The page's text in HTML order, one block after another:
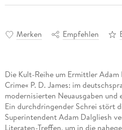
Merken Empfehlen
Die Kult-Reihe um Ermittler
Crime« P. D. James: im
modernisierten Neuausgaben
Ein durchdringender Schrei stört
Superintendent Adam Dalgliesh
Literaten-Treffen, um in die